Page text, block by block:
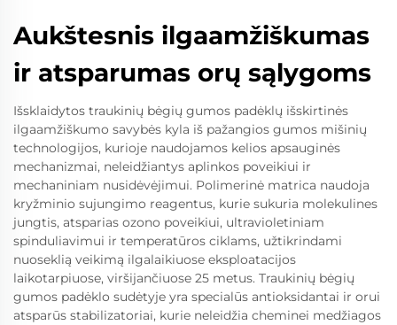
Aukštesnis ilgaamžiškumas
ir atsparumas orų sąlygoms
Išsklaidytos traukinių bėgių gumos padėklų išskirtinės
ilgaamžiškumo savybės kyla iš pažangios gumos mišinių
technologijos, kurioje naudojamos kelios apsauginės
mechanizmai, neleidžiantys aplinkos poveikiui ir
mechaniniam nusidėvėjimui. Polimerinė matrica naudoja
kryžminio sujungimo reagentus, kurie sukuria molekulines
jungtis, atsparias ozono poveikiui, ultravioletiniam
spinduliavimui ir temperatūros ciklams, užtikrindami
nuoseklią veikimą ilgalaikiuose eksploatacijos
laikotarpiuose, viršijančiuose 25 metus. Traukinių bėgių
gumos padėklo sudėtyje yra specialūs antioksidantai ir orui
atsparūs stabilizatoriai, kurie neleidžia cheminei medžiagos